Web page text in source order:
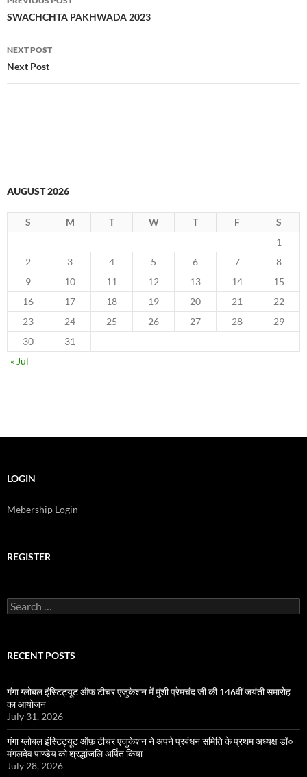
navigation
SWACHCHTA PAKHWADA 2023
NEXT POST
Next Post
AUGUST 2026
S M T W T F
S
1
2
3 4 5 6 7
8
9
10 11 12 13 14
15
16
17 18 19 20 21
22
23
24 25 26 27 28
29
30
31
« Jul
LOGIN
Mebership Login
REGISTER
Search
for:
RECENT POSTS
गंगा ग्लोबल इंस्टिट्यूट ऑफ टीचर एजुकेशन में मुंशी प्रेमचंद जी की 146वीं जयंती समारोह
का आयोजन
July 31, 2026
गंगा ग्लोबल इंस्टिट्यूट ऑफ़ टीचर एजुकेशन ने अपने प्रबंधन समिति के प्रथम अध्यक्ष डॉ०
मंगलदेव पाण्डेय को श्रद्धांजलि अर्पित किया
July 28, 2026